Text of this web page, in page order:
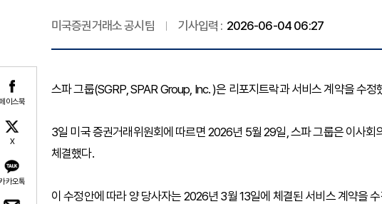
이스북
X
카오톡
미국증권거래소 공시팀 기사입력 : 2026-06-04 06:27
스파 그룹(SGRP, SPAR Group, Inc. )은 리포지트락과 서비스 계약을 수정
3일 미국 증권거래위원회에 따르면 2026년 5월 29일, 스파 그룹은 이사회
체결했다.
이 수정안에 따라 양 당사자는 2026년 3월 13일에 체결된 서비스 계약을